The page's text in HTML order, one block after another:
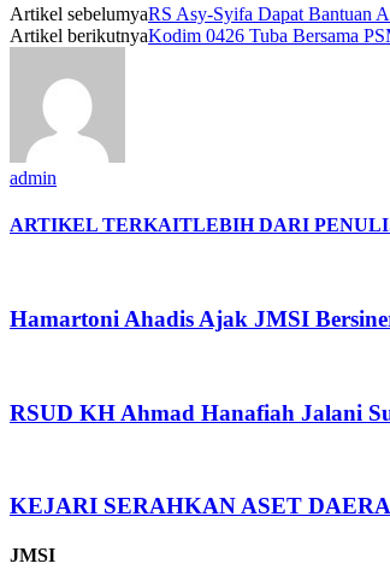
Artikel sebelumyaRS Asy-Syifa Dapat Bantuan
Artikel berikutnyaKodim 0426 Tuba Bersama
admin
ARTIKEL TERKAITLEBIH DARI
Hamartoni Ahadis Ajak JMSI
RSUD KH Ahmad Hanafiah Jalani
KEJARI SERAHKAN ASET
JMSI